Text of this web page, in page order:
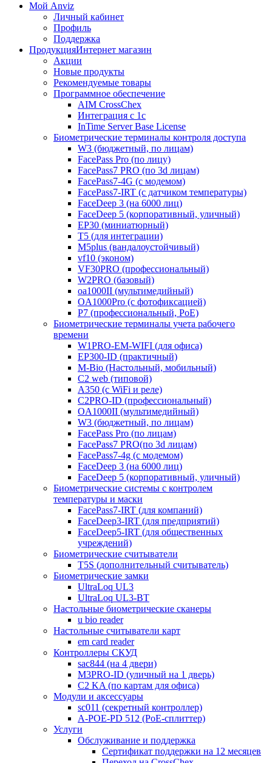
Мой Anviz
Личный кабинет
Профиль
Поддержка
ПродукцияИнтернет магазин
Акции
Новые продукты
Рекомендуемые товары
Программное обеспечение
AIM CrossChex
Интеграция с 1с
InTime Server Base License
Биометрические терминалы контроля доступа
W3 (бюджетный, по лицам)
FacePass Pro (по лицу)
FacePass7 PRO (по 3d лицам)
FacePass7-4G (с модемом)
FacePass7-IRT (с датчиком температуры)
FaceDeep 3 (на 6000 лиц)
FaceDeep 5 (корпоративный, уличный)
EP30 (миниатюрный)
T5 (для интеграции)
M5plus (вандалоустойчивый)
vf10 (эконом)
VF30PRO (профессиональный)
W2PRO (базовый)
oa1000II (мультимедийный)
OA1000Pro (с фотофиксацией)
P7 (профессиональный, PoE)
Биометрические терминалы учета рабочего
времени
W1PRO-EM-WIFI (для офиса)
EP300-ID (практичный)
M-Bio (Настольный, мобильный)
С2 web (типовой)
A350 (с WiFi и реле)
C2PRO-ID (профессиональный)
OA1000II (мультимедийный)
W3 (бюджетный, по лицам)
FacePass Pro (по лицам)
FacePass7 PRO(по 3d лицам)
FacePass7-4g (с модемом)
FaceDeep 3 (на 6000 лиц)
FaceDeep 5 (корпоративный, уличный)
Биометрические системы с контролем
температуры и маски
FacePass7-IRT (для компаний)
FaceDeep3-IRT (для предприятий)
FaceDeep5-IRT (для общественных
учреждений)
Биометрические считыватели
T5S (дополнительный считыватель)
Биометрические замки
UltraLoq UL3
UltraLoq UL3-BT
Настольные биометрические сканеры
u bio reader
Настольные считыватели карт
em card reader
Контроллеры СКУД
sac844 (на 4 двери)
M3PRO-ID (уличный на 1 дверь)
C2 KA (по картам для офиса)
Модули и аксессуары
sc011 (секретный контроллер)
A-POE-PD 512 (PoE-сплиттер)
Услуги
Обслуживание и поддержка
Сертификат поддержки на 12 месяцев